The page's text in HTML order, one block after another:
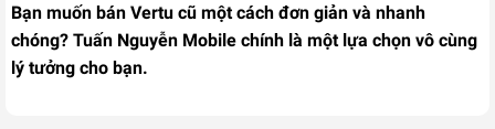
Bạn muốn bán Vertu cũ một cách đơn giản và nhanh
chóng? Tuấn Nguyễn Mobile chính là một lựa chọn vô cùng
lý tưởng cho bạn.